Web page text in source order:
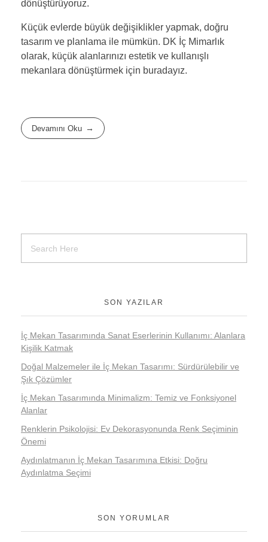
dönüştürüyoruz.
Küçük evlerde büyük değişiklikler yapmak, doğru
tasarım ve planlama ile mümkün. DK İç Mimarlık
olarak, küçük alanlarınızı estetik ve kullanışlı
mekanlara dönüştürmek için buradayız.
Devamını Oku
SON YAZILAR
İç Mekan Tasarımında Sanat Eserlerinin Kullanımı: Alanlara
Kişilik Katmak
Doğal Malzemeler ile İç Mekan Tasarımı: Sürdürülebilir ve
Şık Çözümler
İç Mekan Tasarımında Minimalizm: Temiz ve Fonksiyonel
Alanlar
Renklerin Psikolojisi: Ev Dekorasyonunda Renk Seçiminin
Önemi
Aydınlatmanın İç Mekan Tasarımına Etkisi: Doğru
Aydınlatma Seçimi
SON YORUMLAR